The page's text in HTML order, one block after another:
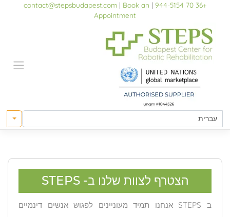
+36 70 944-5154
|
contact@stepsbudapest.com| Book an
Appointment
הצטרף לצוות שלנו ב- STEPS
ב STEPS אנחנו תמיד מעוניינים לפגוש אנשים דינמיים